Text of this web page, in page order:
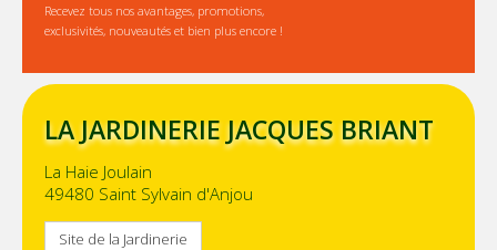
Recevez tous nos avantages, promotions,
exclusivités, nouveautés et bien plus encore !
LA JARDINERIE JACQUES BRIANT
La Haie Joulain
49480 Saint Sylvain d'Anjou
Site de la Jardinerie